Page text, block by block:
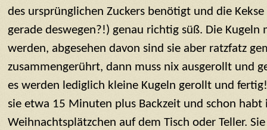
des ursprünglichen Zuckers benötigt und die
gerade deswegen?!) genau richtig süß. Die Kugeln
werden, abgesehen davon sind sie aber ratzfatz
zusammengerührt, dann muss nix ausgerollt und
es werden lediglich kleine Kugeln gerollt und
sie etwa 15 Minuten plus Backzeit und schon habt
Weihnachtsplätzchen auf dem Tisch oder Teller.